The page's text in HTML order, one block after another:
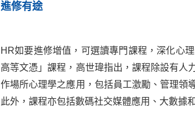
進修有途
HR如要進修增值，可選讀專門課程，深化心
高等文憑」課程，高世瑋指出，課程除設有人
作場所心理學之應用，包括員工激勵、管理領
此外，課程亦包括數碼社交媒體應用、大數據